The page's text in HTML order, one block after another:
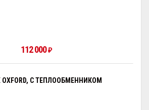
112 000₽
OXFORD, С ТЕПЛООБМЕННИКОМ